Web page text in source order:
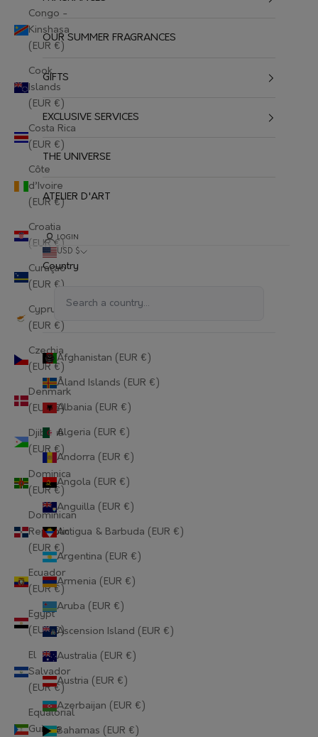
Congo -
Kinshasa
(EUR €)
Cook
Islands
(EUR €)
Costa Rica
(EUR €)
Côte
d’Ivoire
(EUR €)
Croatia
(EUR €)
Curaçao
(EUR €)
Cyprus
(EUR €)
Czechia
(EUR €)
Denmark
(EUR €)
Djibouti
(EUR €)
Dominica
(EUR €)
Dominican
Republic
(EUR €)
Ecuador
(EUR €)
Egypt
(EUR €)
El
Salvador
(EUR €)
Equatorial
Guinea
OUR SUMMER FRAGRANCES
GIFTS
EXCLUSIVE SERVICES
THE UNIVERSE
ATELIER D'ART
LOGIN
USD $
Country
Afghanistan (EUR €)
Åland Islands (EUR €)
Albania (EUR €)
Algeria (EUR €)
Andorra (EUR €)
Angola (EUR €)
Anguilla (EUR €)
Antigua & Barbuda (EUR €)
Argentina (EUR €)
Armenia (EUR €)
Aruba (EUR €)
Ascension Island (EUR €)
Australia (EUR €)
Austria (EUR €)
Azerbaijan (EUR €)
Bahamas (EUR €)